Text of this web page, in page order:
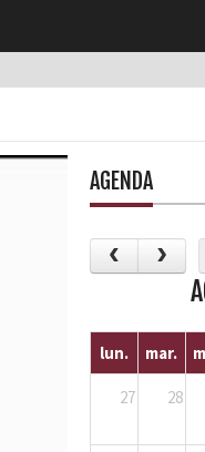
AGENDA
lun. mar.
27 28